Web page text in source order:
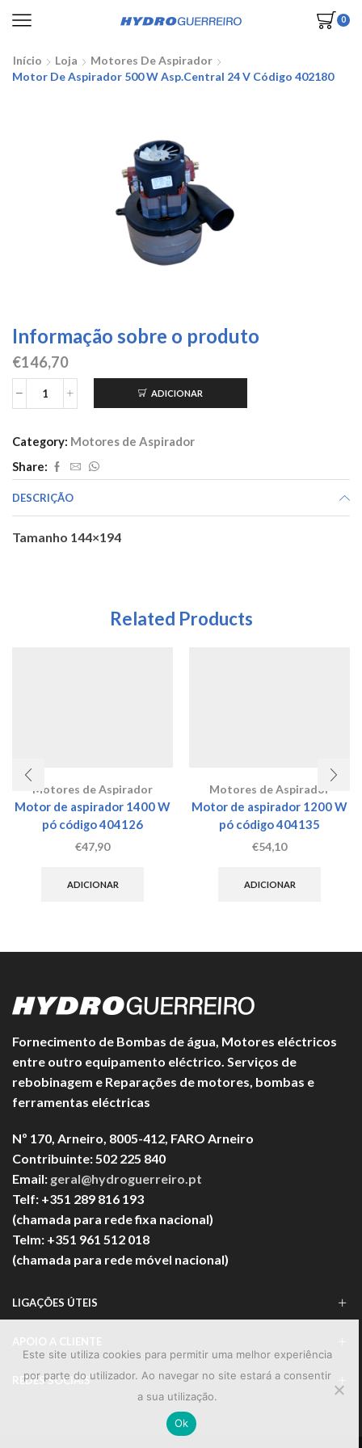
0
Início Loja
Motores De Aspirador
Motor De Aspirador 500 W Asp.central 24 V Código 402180
Informação sobre o produto
€146,70
Quantidade
de
aspirador
500
W
asp.central
V
ADICIONAR
Category: Motores de Aspirador
Share:
DESCRIÇÃO
Tamanho 144×194
Related Products
Motores de Aspirador
Motor de aspirador 1400 W
pó código 404126
€47,90
ADICIONAR
Motores de Aspirador
Motor de aspirador 1200 W
pó código 404135
€54,10
ADICIONAR
Fornecimento de Bombas de água, Motores eléctricos
entre outro equipamento eléctrico. Serviços de
rebobinagem e Reparações de motores, bombas e
ferramentas eléctricas
Nº 170, Arneiro, 8005-412, FARO Arneiro
Contribuinte: 502 225 840
Email: geral@hydroguerreiro.pt
Telf: +351 289 816 193
(chamada para rede fixa nacional)
Telm: +351 961 512 018
(chamada para rede móvel nacional)
LIGAÇÕES ÚTEIS
REDES SOCIAIS
Este site utiliza cookies para permitir uma melhor experiência
por parte do utilizador. Ao navegar no site estará a consentir
a sua utilização.
Ok